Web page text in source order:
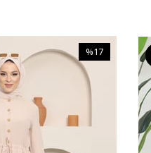
%17
İndirim
%17İndirim